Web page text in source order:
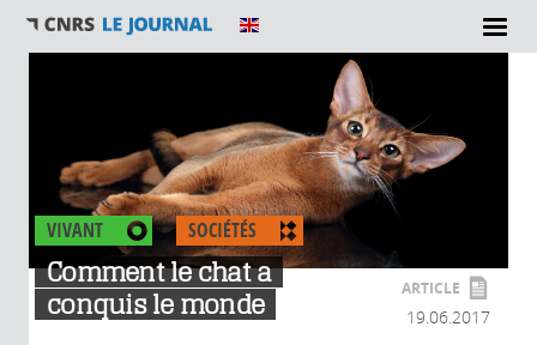
VIVANT SOCIÉTÉS
Comment le chat a
conquis le monde
ARTICLE
19.06.2017